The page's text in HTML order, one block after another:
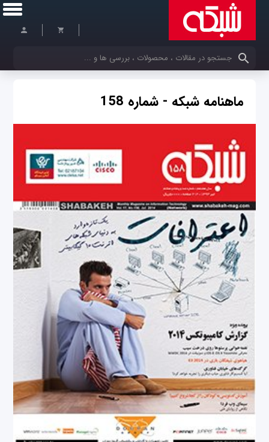
کلمات کلیدی خود را وارد کنید
ماهنامه شبکه - شماره 158